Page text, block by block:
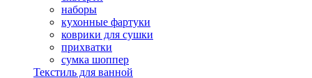
наборы
кухонные фартуки
коврики для сушки
прихватки
cумка шоппер
Текстиль для ванной